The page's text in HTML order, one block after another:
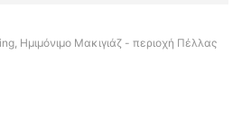
Ημιμόνιμο Μακιγιάζ - περιοχή Πέλλας